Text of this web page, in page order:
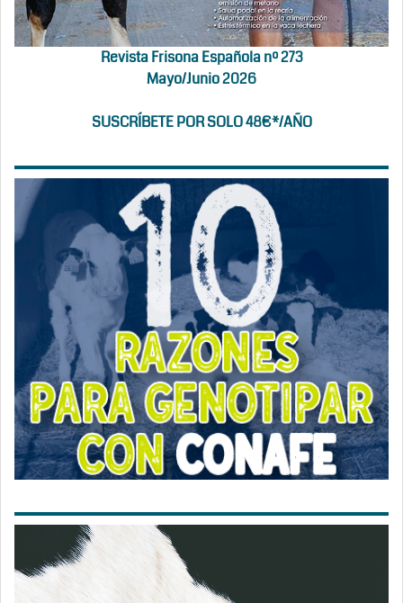
Revista Frisona Española nº 273
Mayo/Junio 2026
SUSCRÍBETE POR SOLO 48€*/AÑO